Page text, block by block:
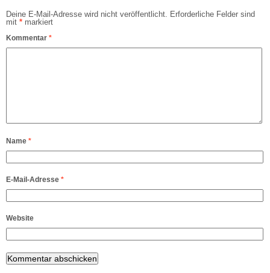
Deine E-Mail-Adresse wird nicht veröffentlicht. Erforderliche Felder sind
mit * markiert
Kommentar *
Name *
E-Mail-Adresse *
Website